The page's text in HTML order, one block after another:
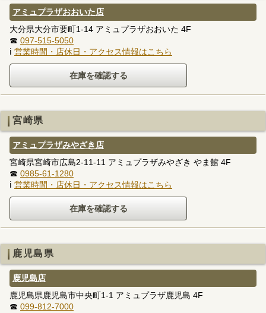
アミュプラザおおいた店
大分県大分市要町1-14 アミュプラザおおいた 4F
☎ 097-515-5050
ℹ 営業時間・店休日・アクセス情報はこちら
宮崎県
アミュプラザみやざき店
宮崎県宮崎市広島2-11-11 アミュプラザみやざき やま館 4F
☎ 0985-61-1280
ℹ 営業時間・店休日・アクセス情報はこちら
鹿児島県
鹿児島店
鹿児島県鹿児島市中央町1-1 アミュプラザ鹿児島 4F
☎ 099-812-7000